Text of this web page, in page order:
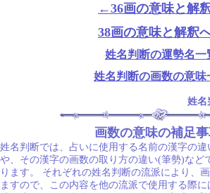
←36画の意味と解
38画の意味と解釈
姓名判断の運勢名一
姓名判断の画数の意味
姓名
画数の意味の補足
姓名判断では、占いに使用する名前の漢字の
や、その漢字の画数の取り方の違い(筆勢)など
ります。 それぞれの姓名判断の流派により、
ますので、この内容を他の流派で使用する際に